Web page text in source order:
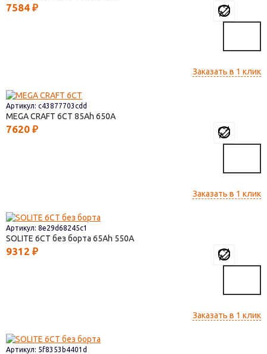
7584 ₽
Заказать в 1 клик
Артикул: c43877703cdd
MEGA CRAFT 6СТ 85 650
7620 ₽
Заказать в 1 клик
Артикул: 8e29d68245c1
SOLITE 6СТ без борта 65 550
9312 ₽
Заказать в 1 клик
Артикул: 5f8353b4401d